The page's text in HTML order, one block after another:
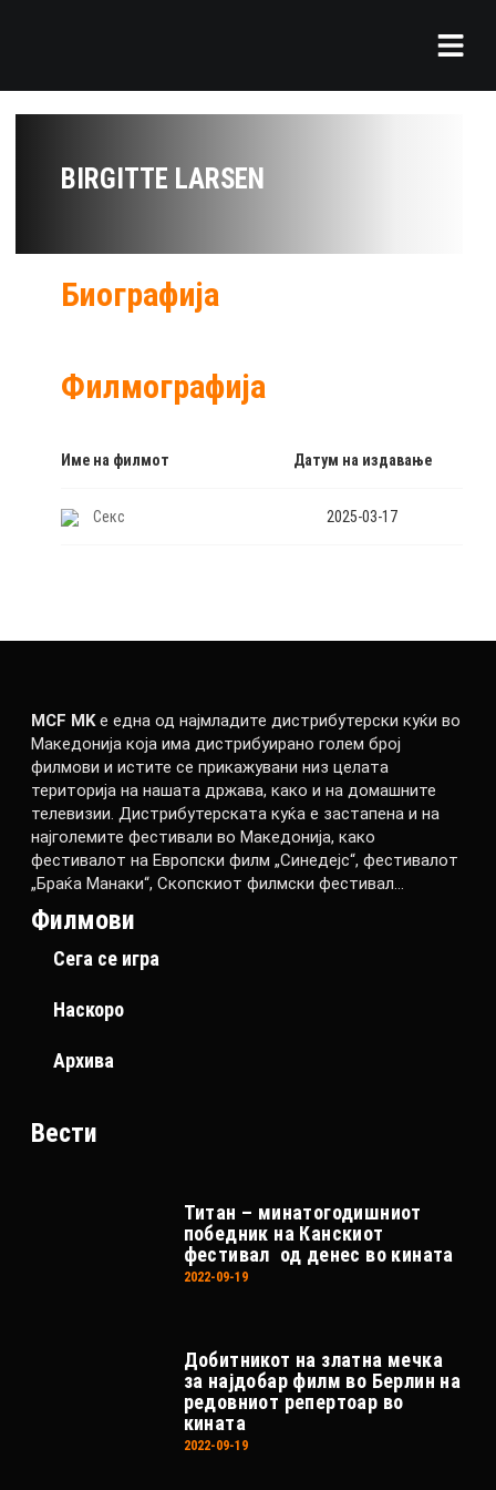
BIRGITTE LARSEN
Биографија
Филмографија
Име на филмот Датум на издавање
Секс 2025-03-17
MCF MKе една од најмладите дистрибутерски куќи во
Македонија која има дистрибуирано голем број
филмови и истите се прикажувани низ целата
територија на нашата држава, како и на домашните
телевизии. Дистрибутерската куќа е застапена и на
најголемите фестивали во Македонија, како
фестивалот на Европски филм „Синедејс“, фестивалот
„Браќа Манаки“, Скопскиот филмски фестивал…
Филмови
Сега се игра
Наскоро
Архива
Вести
Титан – минатогодишниот
победник на Канскиот
фестивал од денес во кината
2022-09-19
Добитникот на златна мечка
за најдобар филм во Берлин на
редовниот репертоар во
кината
2022-09-19